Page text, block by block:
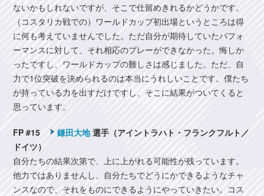
ないかもしれないですが、そこで仕留めきれるかどうかです。
（コスタリカ戦での）ワールドカップ初出場というところは得
に何も考えていませんでした。ただ自分が期待していたパフォ
ーマンスに対して、それ相応のプレーができなかった。悔しか
ったですし、ワールドカップの難しさは感じました。ただ、自
力で1位突破を決められるのは本当にうれしいことです。僕たち
が持っている力を出すだけですし、そこに結果がついてくると
思っています。
FP #15 鎌田大地選手（アイントラハト・フランクフルト／
ドイツ）
自分たちの結果次第で、上に上がれる可能性が残っています。
他力ではありませんし、自分たちでどうにかできるようなチャ
ンスなので、それをものにできるようにやっていきたい。コス